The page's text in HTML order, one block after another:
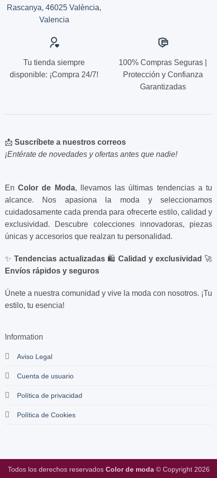
Rascanya, 46025 València,
Valencia
Tu tienda siempre
disponible: ¡Compra 24/7!
100% Compras Seguras |
Protección y Confianza
Garantizadas
EnColor de Moda, llevamos las últimas tendencias a tu
alcance. Nos apasiona la moda y seleccionamos
cuidadosamente cada prenda para ofrecerte estilo, calidad y
exclusividad. Descubre colecciones innovadoras, piezas
únicas y accesorios que realzan tu personalidad.
✨ Tendencias actualizadas🛍️Calidad y exclusividad 🚀
Envíos rápidos y seguros
Únete a nuestra comunidad y vive la moda con nosotros. ¡Tu
estilo, tu esencia!
Information
Aviso Legal
Cuenta de usuario
Política de privacidad
Política de Cookies
📩 Suscríbete a nuestros correos
¡Entérate de novedades y ofertas antes que nadie!
Todos los derechos reservados Color de moda© Copyright 2026